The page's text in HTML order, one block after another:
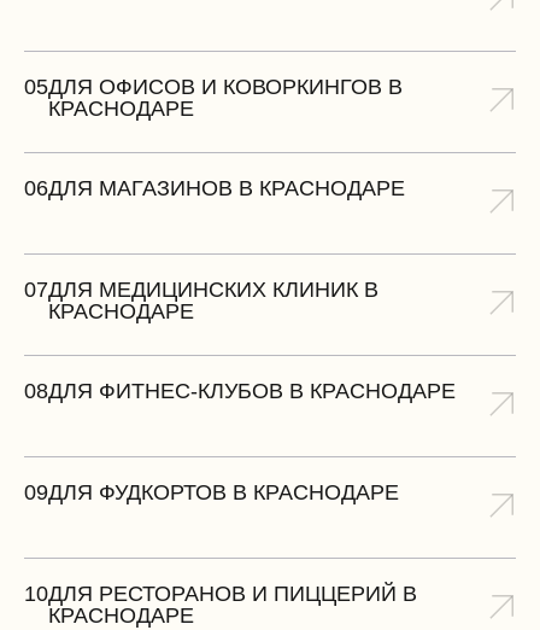
05ДЛЯ ОФИСОВ И КОВОРКИНГОВ В
КРАСНОДАРЕ
06ДЛЯ МАГАЗИНОВ В КРАСНОДАРЕ
07ДЛЯ МЕДИЦИНСКИХ КЛИНИК В
КРАСНОДАРЕ
08ДЛЯ ФИТНЕС-КЛУБОВ В КРАСНОДАРЕ
09ДЛЯ ФУДКОРТОВ В КРАСНОДАРЕ
10ДЛЯ РЕСТОРАНОВ И ПИЦЦЕРИЙ В
КРАСНОДАРЕ